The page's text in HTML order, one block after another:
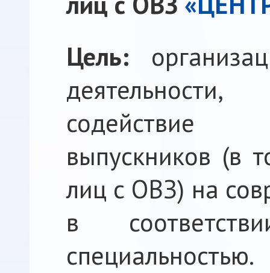
Цель:
содействие
выпускников (в
лиц с ОВЗ) на
в
специальностью.